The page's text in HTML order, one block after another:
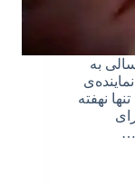
به
نهفته